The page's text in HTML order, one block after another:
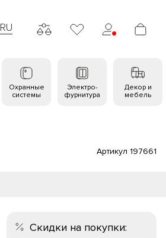
RU
Охранные
системы
Электро-
фурнитура
Декор и
мебель
Артикул 197661
Скидки на покупки: